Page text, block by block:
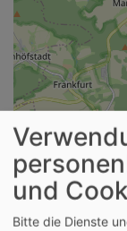
Termine der
und
Bitte die Dienste